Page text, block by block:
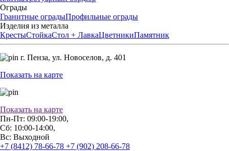
Ограды
Гранитные оградыПрофильные ограды
Изделия из металла
КрестыСтойкаСтол + ЛавкаЦветникиПамятник
г. Пенза, ул. Новоселов, д. 401
Показать на карте
Показать на карте
Пн-Пт: 09:00-19:00,
Сб: 10:00-14:00,
Вс: Выходной
+7 (8412) 78-66-78 +7 (902) 208-66-78